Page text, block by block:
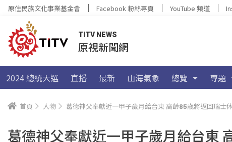
原住民族文化事業基金會 Facebook 粉絲專頁 YouTube 頻道
TITV NEWS
原視新聞網
2024 總統大選 直播 最新 山海氣象 總覽 專題
首頁 人物 葛德神父奉獻近一甲子歲月給台東 高齡85歲將返回瑞士
葛德神父奉獻近一甲子歲月給台東